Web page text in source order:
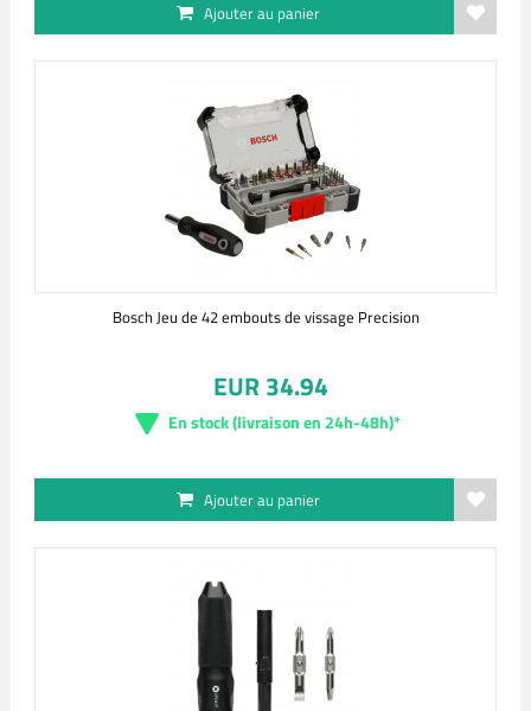
Ajouter au panier
Bosch Jeu de 42 embouts de vissage Precision
EUR 34.94
En stock (livraison en 24h-48h)*
Ajouter au panier